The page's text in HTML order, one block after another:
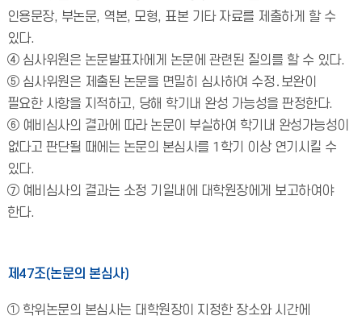
인용문장, 부논문, 역본, 모형, 표본 기타 자료를 제출하게 할 수
있다.
④ 심사위원은 논문발표자에게 논문에 관련된 질의를 할 수 있다.
⑤ 심사위원은 제출된 논문을 면밀히 심사하여 수정․보완이
필요한 사항을 지적하고, 당해 학기내 완성 가능성을 판정한다.
⑥ 예비심사의 결과에 따라 논문이 부실하여 학기내 완성가능성이
없다고 판단될 때에는 논문의 본심사를 1학기 이상 연기시킬 수
있다.
⑦ 예비심사의 결과는 소정 기일내에 대학원장에게 보고하여야
한다.
제47조(논문의 본심사)
① 학위논문의 본심사는 대학원장이 지정한 장소와 시간에